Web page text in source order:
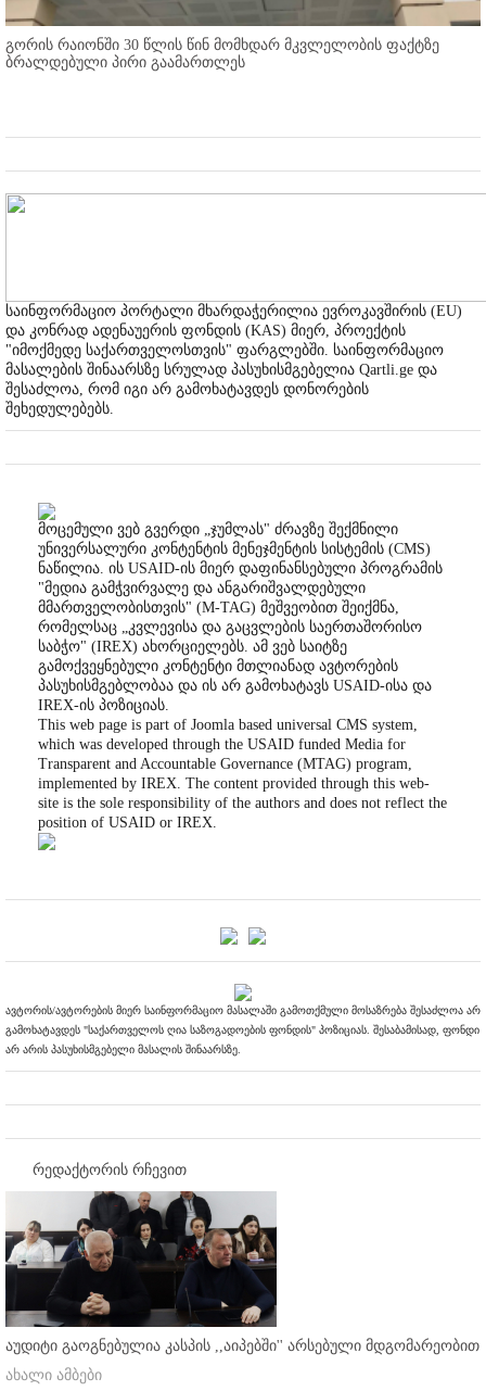
გორის რაიონში 30 წლის წინ მომხდარ მკვლელობის ფაქტზე
ბრალდებული პირი გაამართლეს
საინფორმაციო პორტალი მხარდაჭერილია ევროკავშირის (EU)
და კონრად ადენაუერის ფონდის (KAS) მიერ, პროექტის
"იმოქმედე საქართველოსთვის" ფარგლებში. საინფორმაციო
მასალების შინაარსზე სრულად პასუხისმგებელია Qartli.ge და
შესაძლოა, რომ იგი არ გამოხატავდეს დონორების
შეხედულებებს.
მოცემული ვებ გვერდი „ჯუმლას" ძრავზე შექმნილი
უნივერსალური კონტენტის მენეჯმენტის სისტემის (CMS)
ნაწილია. ის USAID-ის მიერ დაფინანსებული პროგრამის
"მედია გამჭვირვალე და ანგარიშვალდებული
მმართველობისთვის" (M-TAG) მეშვეობით შეიქმნა,
რომელსაც „კვლევისა და გაცვლების საერთაშორისო
საბჭო" (IREX) ახორციელებს. ამ ვებ საიტზე
გამოქვეყნებული კონტენტი მთლიანად ავტორების
პასუხისმგებლობაა და ის არ გამოხატავს USAID-ისა და
IREX-ის პოზიციას.
This web page is part of Joomla based universal CMS system,
which was developed through the USAID funded Media for
Transparent and Accountable Governance (MTAG) program,
implemented by IREX. The content provided through this web-
site is the sole responsibility of the authors and does not reflect the
position of USAID or IREX.
ავტორის/ავტორების მიერ საინფორმაციო მასალაში გამოთქმული მოსაზრება შესაძლოა არ
გამოხატავდეს "საქართველოს ღია საზოგადოების ფონდის" პოზიციას. შესაბამისად, ფონდი
არ არის პასუხისმგებელი მასალის შინაარსზე.
რედაქტორის რჩევით
აუდიტი გაოგნებულია კასპის ,,აიპებში'' არსებული მდგომარეობით
ახალი ამბები